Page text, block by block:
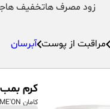
زود مصرف هاتخفیف ها
مراقبت از پوست آبرسان
کرم بمب
کامان COME'ON